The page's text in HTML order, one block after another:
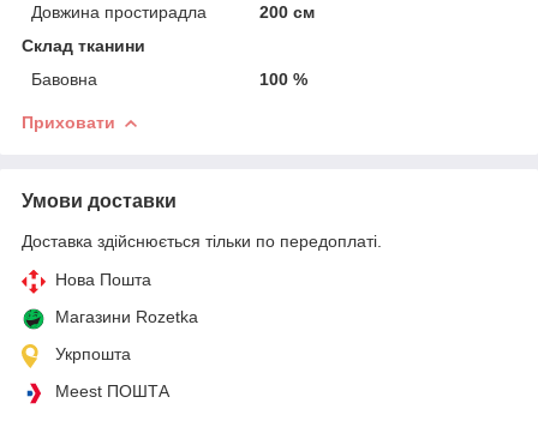
Довжина простирадла
200 см
Склад тканини
Бавовна
100 %
Приховати
Умови доставки
Доставка здійснюється тільки по передоплаті.
Нова Пошта
Магазини Rozetka
Укрпошта
Meest ПОШТА